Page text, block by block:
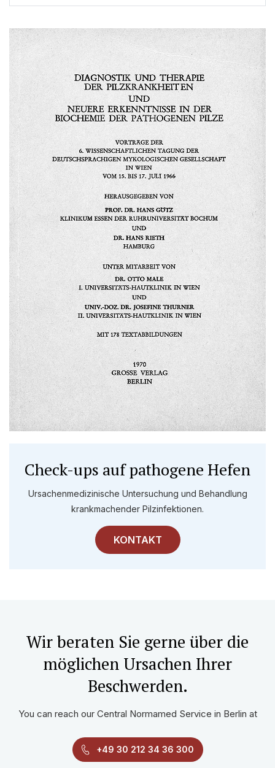
Check-ups auf pathogene Hefen
Ursachenmedizinische Untersuchung und Behandlung
krankmachender Pilzinfektionen.
KONTAKT
Wir beraten Sie gerne über die
möglichen Ursachen Ihrer
Beschwerden.
You can reach our Central Normamed Service in Berlin at
+49 30 212 34 36 300